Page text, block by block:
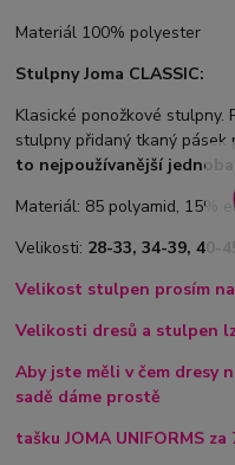
Materiál 100% polyester
Stulpny Joma CLASSIC:
Klasické ponožkové
stulpny přidaný tkaný
to nejpoužívanější
Materiál: 85 polyamid, 15%
Velikosti: 28-33, 34-39, 40-45
Velikost stulpen prosím
Velikosti dresů a stulpen
Aby jste měli v čem dresy
sadě dáme prostě
taškuJOMA UNIFORMS